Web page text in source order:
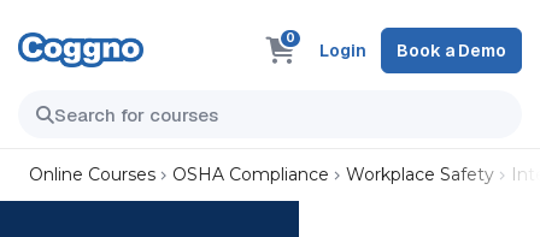
0
Login Book a Demo
Online Courses OSHA Compliance Workplace Safety